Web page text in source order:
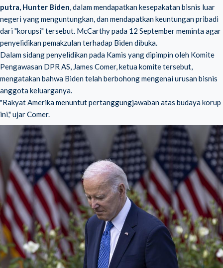
putra, Hunter Biden, dalam mendapatkan kesepakatan bisnis luar
negeri yang menguntungkan, dan mendapatkan keuntungan pribadi
dari "korupsi" tersebut. McCarthy pada 12 September meminta agar
penyelidikan pemakzulan terhadap Biden dibuka.
Dalam sidang penyelidikan pada Kamis yang dipimpin oleh Komite
Pengawasan DPR AS, James Comer, ketua komite tersebut,
mengatakan bahwa Biden telah berbohong mengenai urusan bisnis
anggota keluarganya.
"Rakyat Amerika menuntut pertanggungjawaban atas budaya korup
ini," ujar Comer.